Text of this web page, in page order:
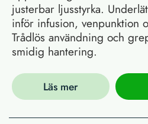
justerbar ljusstyrka.
inför infusion, venpunktion
Trådlös användning och
smidig hantering.
Läs mer